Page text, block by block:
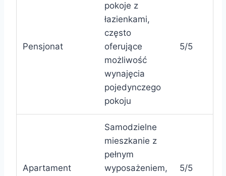
Pensjonat
pokoje z
łazienkami,
często
oferujące
możliwość
wynajęcia
pojedynczego
pokoju
5/5
Apartament
Samodzielne
mieszkanie z
pełnym
wyposażeniem,
5/5